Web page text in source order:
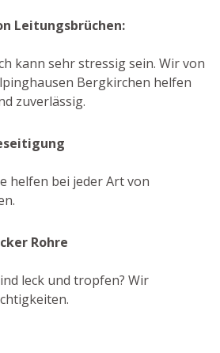
Leitungsbrüchen:
kann sehr stressig sein. Wir von
Bergkirchen helfen
zuverlässig.
helfen bei jeder Art von
Rohre
leck und tropfen? Wir